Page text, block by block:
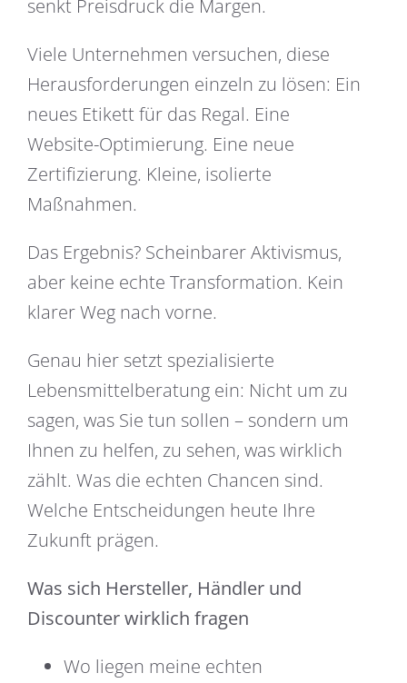
senkt Preisdruck die Margen.
Viele Unternehmen versuchen, diese
Herausforderungen einzeln zu lösen: Ein
neues Etikett für das Regal. Eine
Website-Optimierung. Eine neue
Zertifizierung. Kleine, isolierte
Maßnahmen.
Das Ergebnis? Scheinbarer Aktivismus,
aber keine echte Transformation. Kein
klarer Weg nach vorne.
Genau hier setzt spezialisierte
Lebensmittelberatung ein: Nicht um zu
sagen, was Sie tun sollen – sondern um
Ihnen zu helfen, zu sehen, was wirklich
zählt. Was die echten Chancen sind.
Welche Entscheidungen heute Ihre
Zukunft prägen.
Was sich Hersteller, Händler und
Discounter wirklich fragen
Wo liegen meine echten